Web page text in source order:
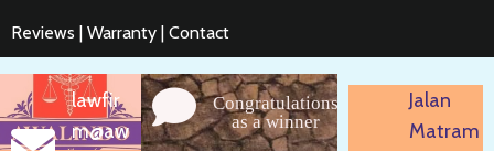
Reviews | Warranty | Contact
lawfir
m@aw
Congratulations
as a winner
Jalan
Matram